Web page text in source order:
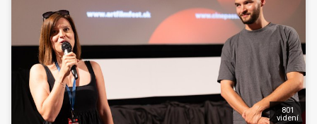
801
videní